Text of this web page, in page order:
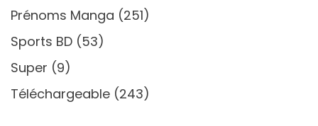
Prénoms Manga (251)
Sports BD (53)
Super (9)
Téléchargeable (243)